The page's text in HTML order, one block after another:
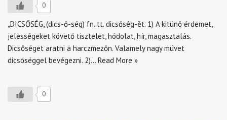
0
„DICSŐSÉG, (dics-ő-ség) fn. tt. dicsőség-ět. 1) A kitünő érdemet,
jelességeket követő tisztelet, hódolat, hír, magasztalás.
Dicsőséget aratni a harczmezőn. Valamely nagy müvet
dicsőséggel bevégezni. 2)… Read More »
0